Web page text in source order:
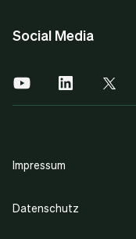
Social Media
Impressum
Datenschutz